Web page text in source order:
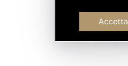
Accetta